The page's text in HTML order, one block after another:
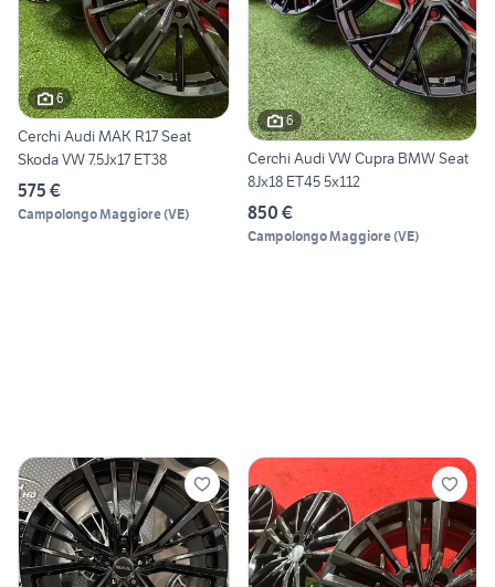
6
Cerchi Audi MAK R17 Seat
Skoda VW 7.5Jx17 ET38
575 €
Campolongo Maggiore(VE)
6
Cerchi Audi VW Cupra BMW Seat
8Jx18 ET45 5x112
850 €
Campolongo Maggiore(VE)